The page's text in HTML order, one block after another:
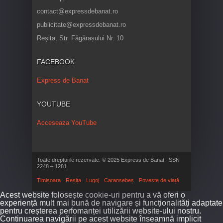
contact@expressdebanat.ro
publicitate@expressdebanat.ro
Reșița, Str. Făgărașului Nr. 10
FACEBOOK
Express de Banat
YOUTUBE
Acceseaza YouTube
Toate drepturile rezervate. © 2025 Express de Banat. ISSN
2248 – 1281
Timișoara Reșița Lugoj Caransebeș Poveste de viață
Acest website folosește cookie-uri pentru a vă oferi o
experiență mult mai bună de navigare și funcționalități adaptate
pentru creșterea perfomanței utilizării website-ului nostru.
Continuarea navigării pe acest website înseamnă implicit